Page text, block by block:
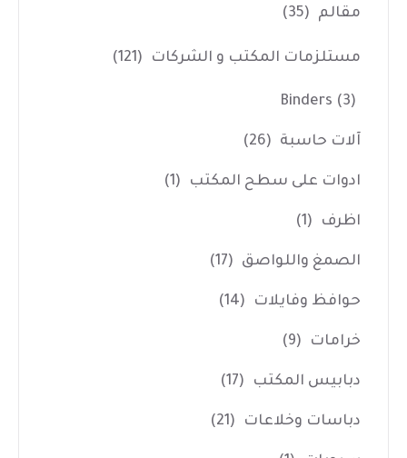
مقالم (35)
مستلزمات المكتب و الشركات (121)
Binders (3)
آلات حاسبة (26)
ادوات على سطح المكتب (1)
اظرف (1)
الصمغ واللواصق (17)
حوافظ وفايلات (14)
خرامات (9)
دبابيس المكتب (17)
دباسات وخلاعات (21)